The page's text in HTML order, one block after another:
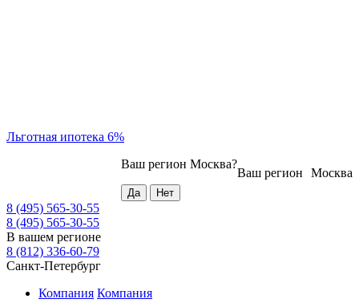
Льготная ипотека 6%
Москва
Ваш регион
Ваш регион Москва?
8 (495) 565-30-55
8 (495) 565-30-55
В вашем регионе
8 (812) 336-60-79
Санкт-Петербург
Компания Компания